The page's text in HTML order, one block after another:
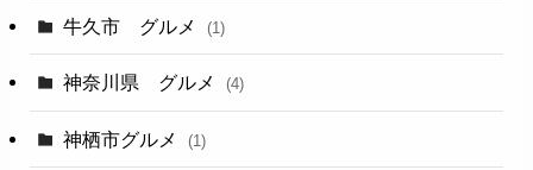
牛久市 グルメ (1)
神奈川県 グルメ (4)
神栖市グルメ (1)